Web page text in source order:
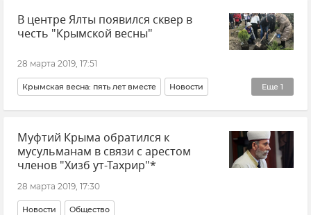
В центре Ялты появился сквер в
честь "Крымской весны"
28 марта 2019, 17:51
Еще 1
Крымская весна: пять лет вместе Новости
Общество
Муфтий Крыма обратился к
мусульманам в связи с арестом
членов "Хизб ут-Тахрир"*
28 марта 2019, 17:30
Новости Общество